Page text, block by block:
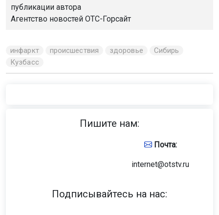
публикации автора
Агентство новостей ОТС-Горсайт
инфаркт происшествия здоровье
Сибирь
Кузбасс
Пишите нам:
Почта:
internet@otstv.ru
Подписывайтесь на нас: